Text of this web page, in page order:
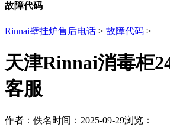
故障代码
Rinnai壁挂炉售后电话 > 故障代码 >
天津Rinnai消毒柜
客服
作者：佚名时间：2025-09-29浏览：